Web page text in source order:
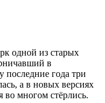
одной из старых
в
последние года три
а в новых версиях
многом стёрлись.